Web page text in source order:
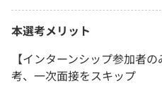
本選考メリット
【インターンシップ参加者
考、一次面接をスキップ